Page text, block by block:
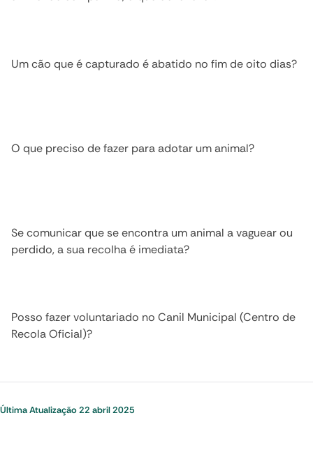
Um cão que é capturado é abatido no fim de oito dias?
O que preciso de fazer para adotar um animal?
Se comunicar que se encontra um animal a vaguear ou
perdido, a sua recolha é imediata?
Posso fazer voluntariado no Canil Municipal (Centro de
Recola Oficial)?
Última Atualização22 abril 2025